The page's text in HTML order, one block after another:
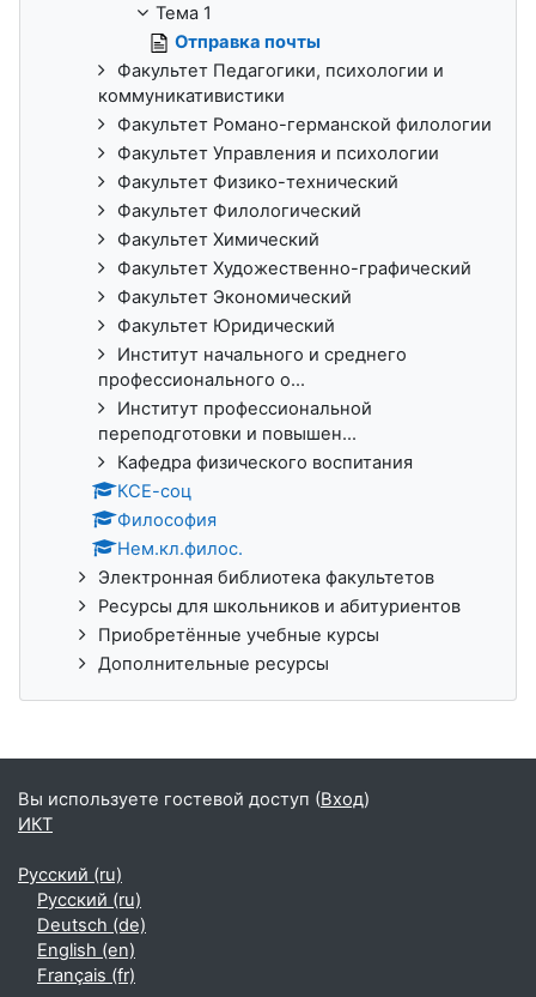
Тема 1
Отправка почты
Факультет Педагогики, психологии и
коммуникативистики
Факультет Романо-германской филологии
Факультет Управления и психологии
Факультет Физико-технический
Факультет Филологический
Факультет Химический
Факультет Художественно-графический
Факультет Экономический
Факультет Юридический
Институт начального и среднего
профессионального о...
Институт профессиональной
переподготовки и повышен...
Кафедра физического воспитания
КСЕ-соц
Философия
Нем.кл.филос.
Электронная библиотека факультетов
Ресурсы для школьников и абитуриентов
Приобретённые учебные курсы
Дополнительные ресурсы
Вы используете гостевой доступ (Вход)
ИКТ
Русский ‎(ru)‎
Русский ‎(ru)‎
Deutsch ‎(de)‎
English ‎(en)‎
Français ‎(fr)‎